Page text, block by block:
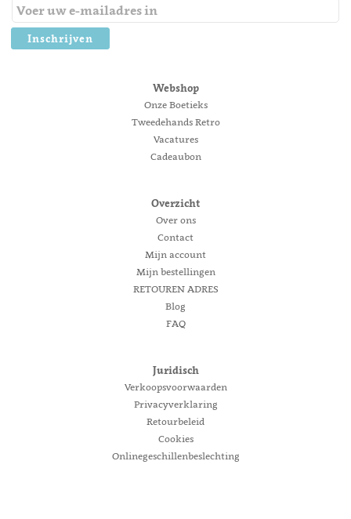
Inschrijven
Webshop
Onze Boetieks
Tweedehands Retro
Vacatures
Cadeaubon
Overzicht
Over ons
Contact
Mijn account
Mijn bestellingen
RETOUREN ADRES
Blog
FAQ
Juridisch
Verkoopsvoorwaarden
Privacyverklaring
Retourbeleid
Cookies
Onlinegeschillenbeslechting